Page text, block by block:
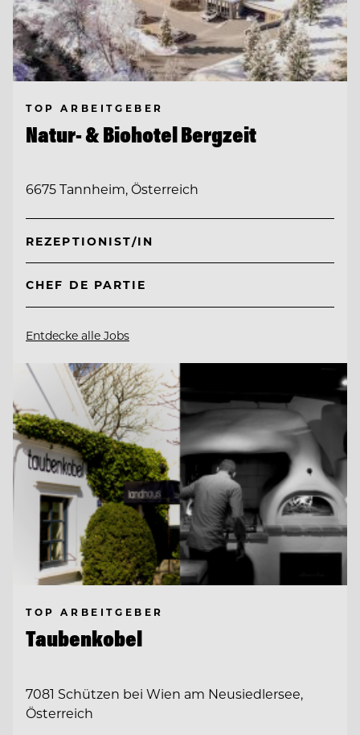
TOP ARBEITGEBER
Natur- & Biohotel Bergzeit
6675 Tannheim, Österreich
REZEPTIONIST/IN
CHEF DE PARTIE
Entdecke alle Jobs
TOP ARBEITGEBER
Taubenkobel
7081 Schützen bei Wien am Neusiedlersee,
Österreich